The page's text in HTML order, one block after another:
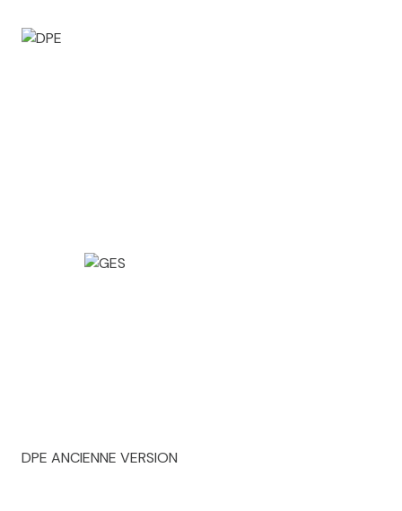
DPE ANCIENNE VERSION